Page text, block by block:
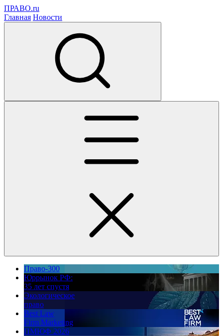
ПРАВО.ru
Главная Новости
Право-300
Юррынок РФ:
35 лет спустя
Экологическое
право
Best Law
Firm Marketing
ПМЮФ 2026